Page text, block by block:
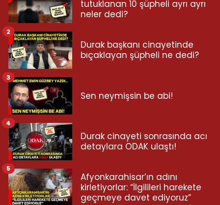
tutuklanan 10 şüpheli ayrı ayrı
neler dedi?
Durak başkanı cinayetinde
bıçaklayan şüpheli ne dedi?
2
Sen neymişsin be abi!
3
Durak cinayeti sonrasında acı
detaylara ODAK ulaştı!
4
Afyonkarahisar’ın adını
kirletiyorlar: “İlgilileri harekete
geçmeye davet ediyoruz”
5